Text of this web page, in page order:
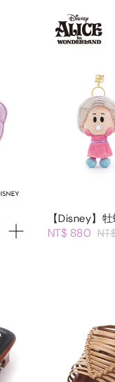
【Disney】
NT$ 880